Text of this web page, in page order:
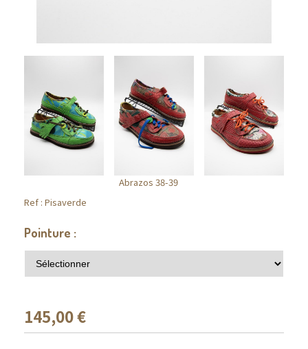
Abrazos 38-39
Ref : Pisaverde
Pointure :
145,00€